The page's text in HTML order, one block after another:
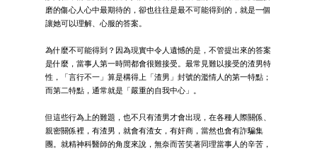
磨的傷心人心中最期待的，卻也往往是最不可能得到的，就是一個
讓她可以理解、心服的答案。
為什麼不可能得到？因為現實中令人遺憾的是，不管提出來的答案
是什麼，當事人第一時間都會很難接受。最常見難以接受的渣男特
性，「言行不一」算是構得上「渣男」封號的濫情人的第一特點；
而第二特點，通常就是「嚴重的自我中心」。
但這些行為上的難題，也不只有渣男才會出現，在各種人際關係、
親密關係裡，有渣男，就會有渣女，有奸商，當然也會有詐騙集
團。就精神科醫師的角度來說，無奈而苦笑著同理當事人的辛苦，